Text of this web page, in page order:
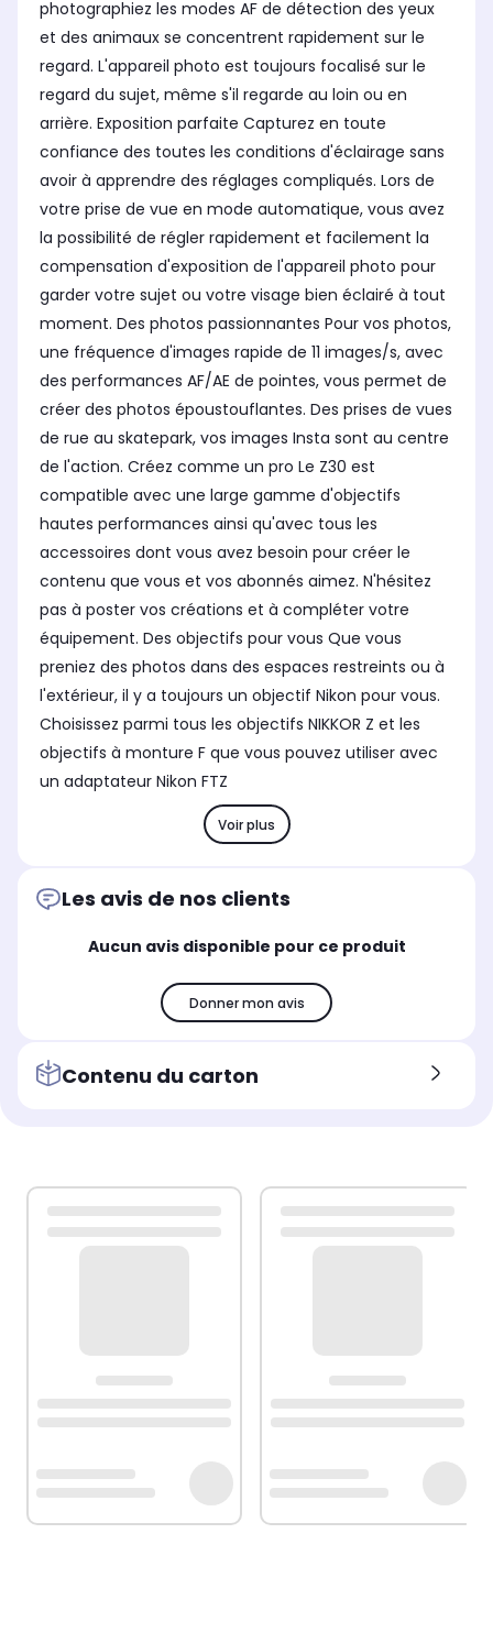
photographiez les modes AF de détection des yeux
et des animaux se concentrent rapidement sur le
regard. L'appareil photo est toujours focalisé sur le
regard du sujet, même s'il regarde au loin ou en
arrière. Exposition parfaite Capturez en toute
confiance des toutes les conditions d'éclairage sans
avoir à apprendre des réglages compliqués. Lors de
votre prise de vue en mode automatique, vous avez
la possibilité de régler rapidement et facilement la
compensation d'exposition de l'appareil photo pour
garder votre sujet ou votre visage bien éclairé à tout
moment. Des photos passionnantes Pour vos photos,
une fréquence d'images rapide de 11 images/s, avec
des performances AF/AE de pointes, vous permet de
créer des photos époustouflantes. Des prises de vues
de rue au skatepark, vos images Insta sont au centre
de l'action. Créez comme un pro Le Z30 est
compatible avec une large gamme d'objectifs
hautes performances ainsi qu'avec tous les
accessoires dont vous avez besoin pour créer le
contenu que vous et vos abonnés aimez. N'hésitez
pas à poster vos créations et à compléter votre
équipement. Des objectifs pour vous Que vous
preniez des photos dans des espaces restreints ou à
l'extérieur, il y a toujours un objectif Nikon pour vous.
Choisissez parmi tous les objectifs NIKKOR Z et les
objectifs à monture F que vous pouvez utiliser avec
un adaptateur Nikon FTZ
Voir plus
Les avis de nos clients
Aucun avis disponible pour ce produit
Donner mon avis
Contenu du carton